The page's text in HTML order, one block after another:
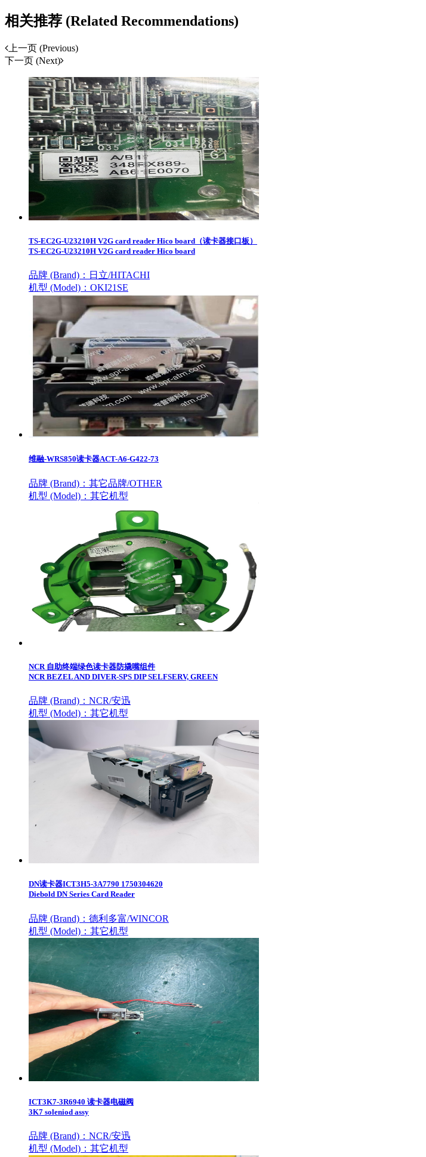
相关推荐 (Related Recommendations)
上一页 (Previous)
下一页 (Next)
TS-EC2G-U23210H V2G card reader Hico board（读卡器接口板）
TS-EC2G-U23210H V2G card reader Hico board
品牌 (Brand)： 日立/HITACHI
机型 (Model)： OKI21SE
维融-WRS850读卡器ACT-A6-G422-73
品牌 (Brand)： 其它品牌/OTHER
机型 (Model)： 其它机型
NCR 自助终端绿色读卡器防撬嘴组件
NCR BEZEL AND DIVER-SPS DIP SELFSERV, GREEN
品牌 (Brand)： NCR/安迅
机型 (Model)： 其它机型
DN读卡器ICT3H5-3A7790 1750304620
Diebold DN Series Card Reader
品牌 (Brand)： 德利多富/WINCOR
机型 (Model)： 其它机型
ICT3K7-3R6940 读卡器电磁阀
3K7 soleniod assy
品牌 (Brand)： NCR/安迅
机型 (Model)： 其它机型